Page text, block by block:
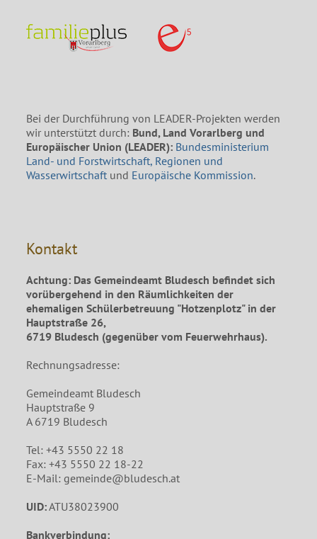
Bei der Durchführung von LEADER-Projekten werden
wir unterstützt durch: Bund, Land Vorarlberg und
Europäischer Union (LEADER): Bundesministerium
Land- und Forstwirtschaft, Regionen und
Wasserwirtschaft und Europäische Kommission.
Kontakt
Achtung: Das Gemeindeamt Bludesch befindet sich
vorübergehend in den Räumlichkeiten der
ehemaligen Schülerbetreuung "Hotzenplotz" in der
Hauptstraße 26,
6719 Bludesch (gegenüber vom Feuerwehrhaus).
Rechnungsadresse:
Gemeindeamt Bludesch
Hauptstraße 9
A 6719 Bludesch
Tel: +43 5550 22 18
Fax: +43 5550 22 18-22
E-Mail: gemeinde@bludesch.at
UID:ATU38023900
Bankverbindung: